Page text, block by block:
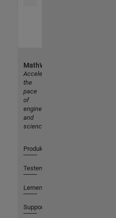
MathWorks
Accelerating
the
pace
of
engineering
and
science
Produkte
Testen oder Kaufen
Lernen
Support